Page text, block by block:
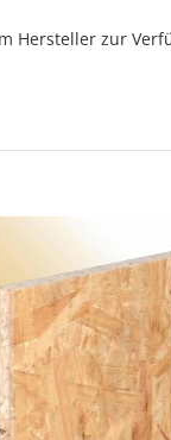
Hersteller zur